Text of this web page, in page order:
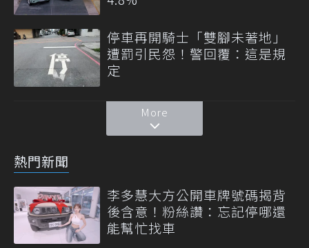
停車再開騎士「雙腳未著地」
遭罰引民怨！警回覆：這是規
定
More
熱門新聞
李多慧大方公開車牌號碼揭背
後含意！粉絲讚：忘記停哪還
能幫忙找車